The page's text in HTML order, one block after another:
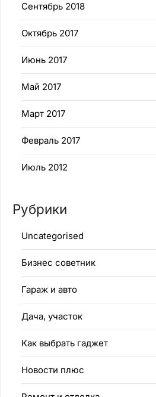
Сентябрь 2018
Октябрь 2017
Июнь 2017
Май 2017
Март 2017
Февраль 2017
Июль 2012
Рубрики
Uncategorised
Бизнес советник
Гараж и авто
Дача, участок
Как выбрать гаджет
Новости плюс